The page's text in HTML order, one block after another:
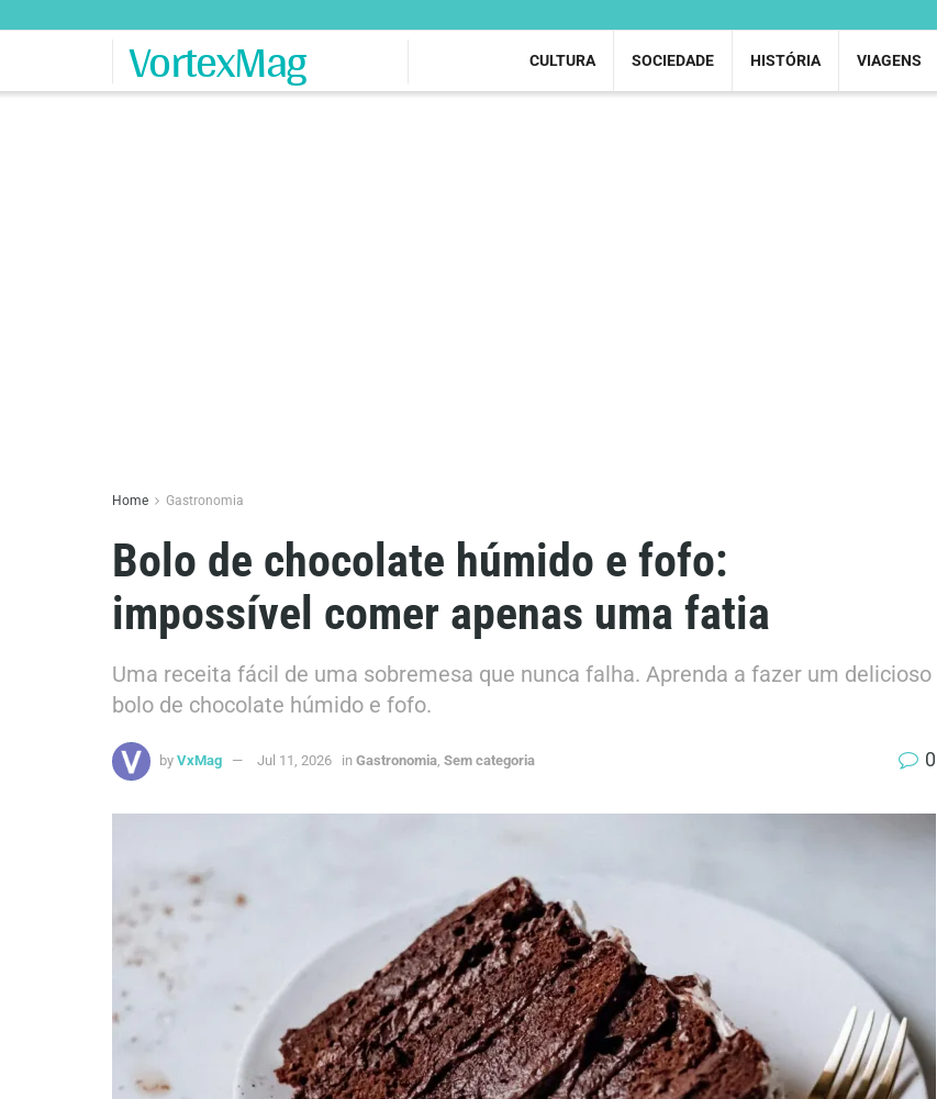
VortexMag CULTURA SOCIEDADE HISTÓRIA VIAGENS
Home Gastronomia
Bolo de chocolate húmido e fofo:
impossível comer apenas uma fatia
Uma receita fácil de uma sobremesa que nunca falha. Aprenda a fazer um delicioso
bolo de chocolate húmido e fofo.
by VxMag Jul 11, 2026 in Gastronomia Sem categoria 0